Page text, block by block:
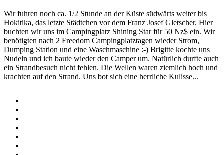
Wir fuhren noch ca. 1/2 Stunde an der Küste südwärts weiter bis
Hokitika, das letzte Städtchen vor dem Franz Josef Gletscher. Hier
buchten wir uns im Campingplatz Shining Star für 50 Nz$ ein. Wir
benötigten nach 2 Freedom Campingplatztagen wieder Strom,
Dumping Station und eine Waschmaschine :-) Brigitte kochte uns
Nudeln und ich baute wieder den Camper um. Natürlich durfte auch
ein Strandbesuch nicht fehlen. Die Wellen waren ziemlich hoch und
krachten auf den Strand. Uns bot sich eine herrliche Kulisse...